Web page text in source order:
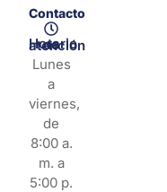
Contacto
Horario de atención
Lunes
a
viernes,
de
8:00 a.
m. a
5:00 p.